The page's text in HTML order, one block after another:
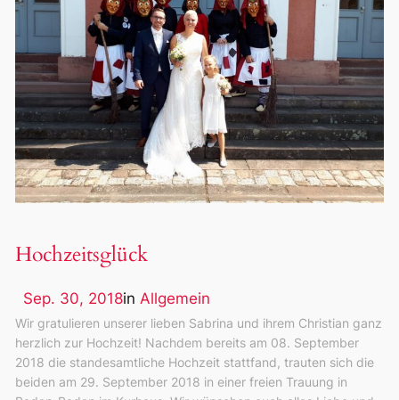
Hochzeitsglück
Sep. 30, 2018in Allgemein
Wir gratulieren unserer lieben Sabrina und ihrem Christian ganz
herzlich zur Hochzeit! Nachdem bereits am 08. September
2018 die standesamtliche Hochzeit stattfand, trauten sich die
beiden am 29. September 2018 in einer freien Trauung in